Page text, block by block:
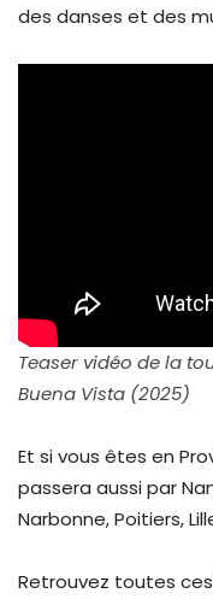
des danses et des
Teaser vidéo de la
Buena Vista (2025)
Et si vous êtes en
passera aussi par
Narbonne, Poitiers,
Retrouvez toutes